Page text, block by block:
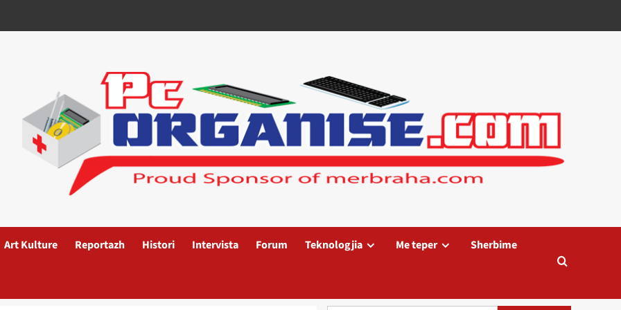
Art Kulture Reportazh Histori Intervista Forum Teknologjia Me teper Sherbime